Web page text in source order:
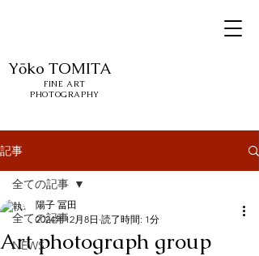
Yōko TOMITA
FINE ART
PHOTOGRAPHY
記事
全ての記事
NEWS
全ての記事
Art photograph group
陽子 冨田
2024年12月8日 読了時間: 1分